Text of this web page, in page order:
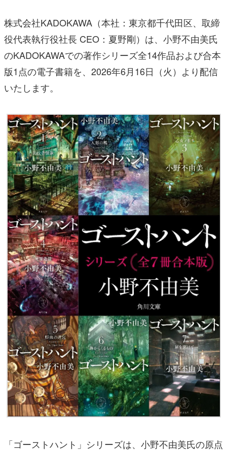
株式会社KADOKAWA（本社：東京都千代田区、取締
役代表執行役社長 CEO：夏野剛）は、小野不由美氏
のKADOKAWAでの著作シリーズ全14作品および合本
版1点の電子書籍を、2026年6月16日（火）より配信
いたします。
「ゴーストハント」シリーズは、小野不由美氏の原点